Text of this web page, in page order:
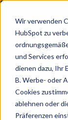
Wir verwenden
HubSpot zu
und Services
dienen dazu, Ihr
B. Werbe- oder
Cookies
ablehnen oder
Präferenzen